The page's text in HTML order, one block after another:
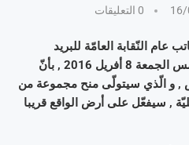
0 التعليقات
عام النّقابة العامّة للبريد
التّونسي , في تصريح إعلاميّ أمس الجمعة 8 أفريل 2016 , بأنّ
, و الّذي سيتولّى منح مجموعة من
, سيفعّل على أرض الواقع قريبا